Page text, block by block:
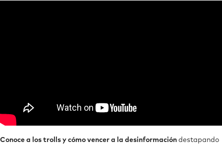
Conoce a los trolls y cómo vencer a la desinformación destapando